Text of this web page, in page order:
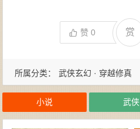
赞0 赏
所属分类： 武侠玄幻 · 穿越修真
小说 武侠